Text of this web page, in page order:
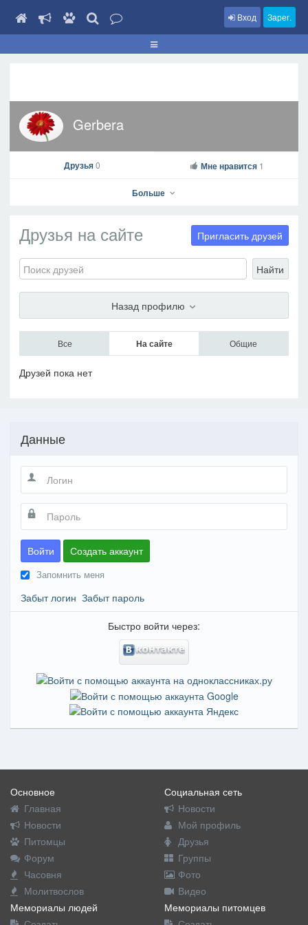
Вход Зарег.
Gerbera
Gerbera
На профиль
Фото Видео
Друзья0 Мне нравится 1
Больше
Друзья на сайте
Найти
Пригласить друзей
Назад профилю
Все На сайте Общие
Друзей пока нет
Данные
Войти Создать аккаунт
Запомнить меня
Забыт логин Забыт пароль
Быстро войти через:
Основное
Главная
Новости
Питомцы
Форум
Часовня
Молитвослов
Социальная сеть
Новости
Мой профиль
Друзья
Группы
Фото
Видео
Мемориалы людей
Мемориалы питомцев